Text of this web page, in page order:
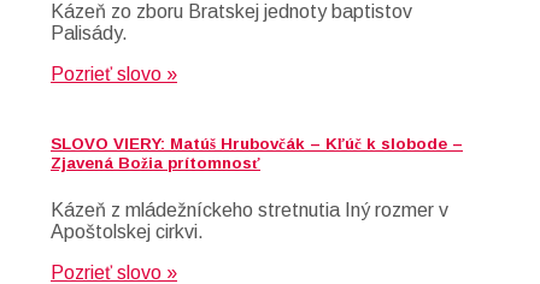
Kázeň zo zboru Bratskej jednoty baptistov
Palisády.
Pozrieť slovo »
SLOVO VIERY: Matúš Hrubovčák – Kľúč k slobode –
Zjavená Božia prítomnosť
Kázeň z mládežníckeho stretnutia Iný rozmer v
Apoštolskej cirkvi.
Pozrieť slovo »